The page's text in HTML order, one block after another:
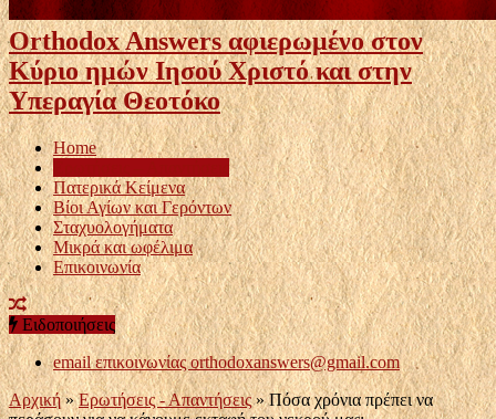
Orthodox Answers αφιερωμένο στον
Κύριο ημών Ιησού Χριστό και στην
Υπεραγία Θεοτόκο
Home
Πατερικά Κείμενα
Βίοι Αγίων και Γερόντων
Σταχυολογήματα
Μικρά και ωφέλιμα
Επικοινωνία
Ειδοποιήσεις
email επικοινωνίαςorthodoxanswers@gmail.com
Αρχική » Ερωτήσεις - Απαντήσεις » Πόσα χρόνια πρέπει να